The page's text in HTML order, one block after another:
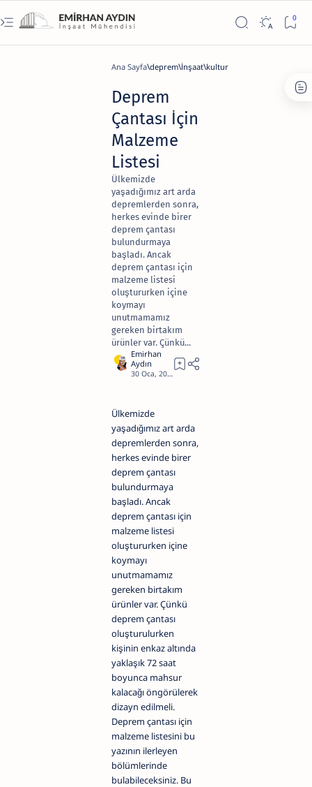
Ana Sayfa deprem İnşaat kultur
Deprem
Çantası İçin
Malzeme
Listesi
Ülkemizde
yaşadığımız art arda
depremlerden sonra,
herkes evinde birer
deprem çantası
bulundurmaya
başladı. Ancak
deprem çantası için
malzeme listesi
oluştururken içine
koymayı
unutmamamız
gereken birtakım
ürünler var. Çünkü...
Ülkemizde
yaşadığımız art arda
depremlerden sonra,
herkes evinde birer
deprem çantası
bulundurmaya
başladı. Ancak
deprem çantası için
malzeme listesi
oluştururken içine
koymayı
unutmamamız
gereken birtakım
ürünler var. Çünkü
deprem çantası
oluşturulurken
kişinin enkaz altında
yaklaşık 72 saat
boyunca mahsur
kalacağı öngörülerek
dizayn edilmeli.
Deprem çantası için
malzeme listesini bu
yazının ilerleyen
bölümlerinde
bulabileceksiniz. Bu